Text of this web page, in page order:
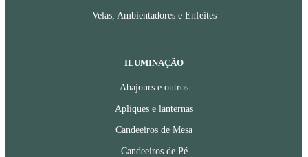
Velas, Ambientadores e Enfeites
ILUMINAÇÃO
Abajours e outros
Apliques e lanternas
Candeeiros de Mesa
Candeeiros de Pé